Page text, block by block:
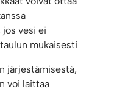
vesi ei
mukaisesti
järjestämisestä,
voi laittaa